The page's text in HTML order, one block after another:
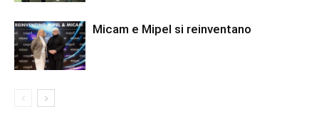
Micam e Mipel si reinventano